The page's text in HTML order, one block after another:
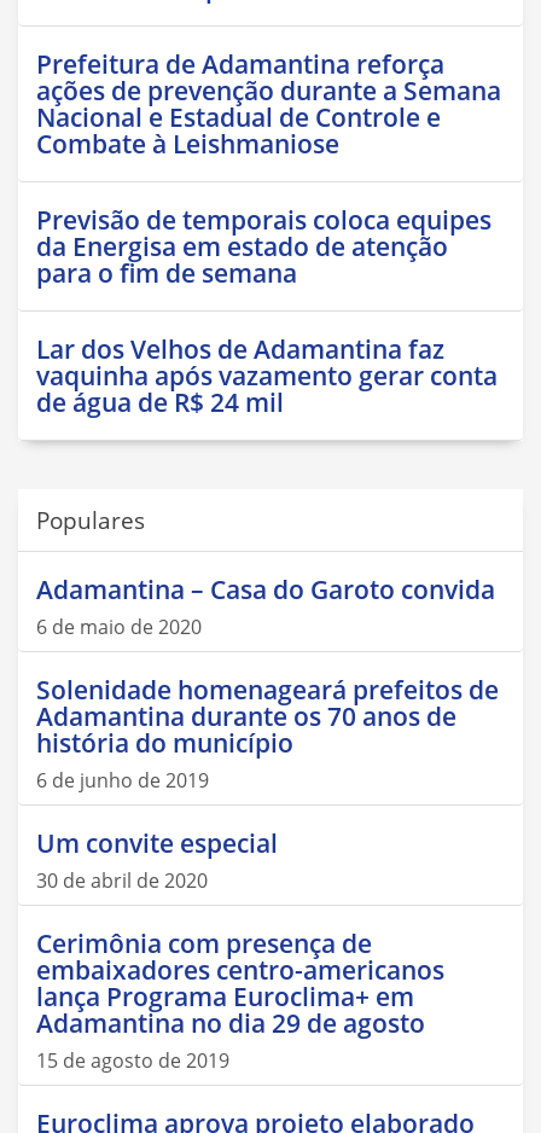
Prefeitura de Adamantina reforça
ações de prevenção durante a Semana
Nacional e Estadual de Controle e
Combate à Leishmaniose
Previsão de temporais coloca equipes
da Energisa em estado de atenção
para o fim de semana
Lar dos Velhos de Adamantina faz
vaquinha após vazamento gerar conta
de água de R$ 24 mil
Populares
Adamantina – Casa do Garoto convida
6 de maio de 2020
Solenidade homenageará prefeitos de
Adamantina durante os 70 anos de
história do município
6 de junho de 2019
Um convite especial
30 de abril de 2020
Cerimônia com presença de
embaixadores centro-americanos
lança Programa Euroclima+ em
Adamantina no dia 29 de agosto
15 de agosto de 2019
Euroclima aprova projeto elaborado